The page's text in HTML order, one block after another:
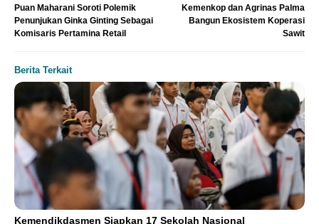
Puan Maharani Soroti Polemik
Penunjukan Ginka Ginting Sebagai
Komisaris Pertamina Retail
Kemenkop dan Agrinas Palma
Bangun Ekosistem Koperasi
Sawit
Berita Terkait
Kemendikdasmen Siapkan 17 Sekolah Nasional